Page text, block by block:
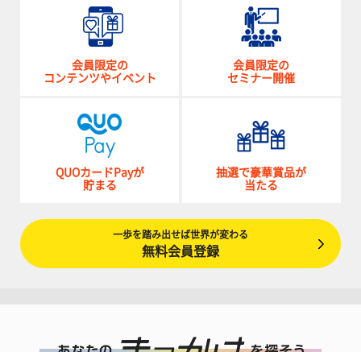
会員限定の
コンテンツやイベント
会員限定の
セミナー開催
QUOカードPayが
貯まる
抽選で豪華賞品が
当たる
一歩を踏み出せば世界が変わる
無料会員登録